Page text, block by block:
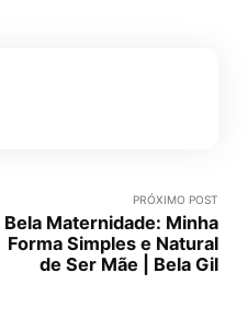
PRÓXIMO POST
Bela Maternidade: Minha
Forma Simples e Natural
de Ser Mãe | Bela Gil